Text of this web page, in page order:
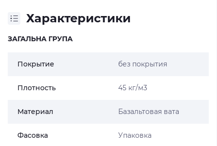
Характеристики
ЗАГАЛЬНА ГРУПА
Покрытие без покрытия
Плотность 45 кг/м3
Материал Базальтовая вата
Фасовка Упаковка